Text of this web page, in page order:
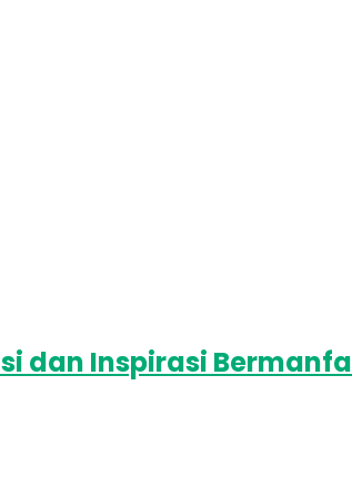
dan Inspirasi